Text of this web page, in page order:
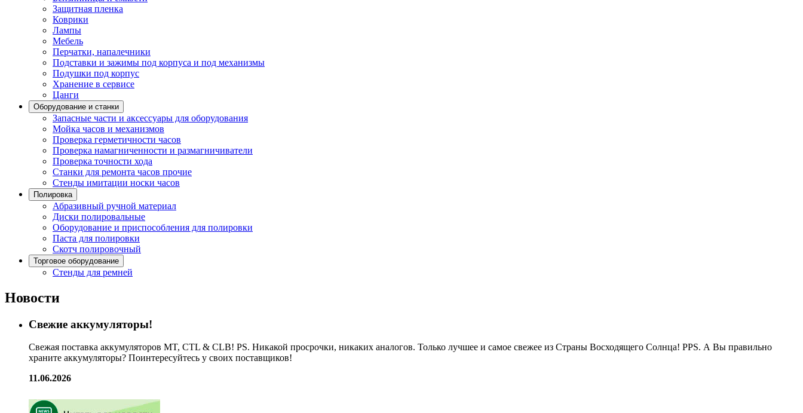
Защитная пленка
Коврики
Лампы
Мебель
Перчатки, напалечники
Подставки и зажимы под корпуса и под механизмы
Подушки под корпус
Хранение в сервисе
Цанги
Оборудование и станки
Запасные части и аксессуары для оборудования
Мойка часов и механизмов
Проверка герметичности часов
Проверка намагниченности и размагничиватели
Проверка точности хода
Станки для ремонта часов прочие
Стенды имитации носки часов
Полировка
Абразивный ручной материал
Диски полировальные
Оборудование и приспособления для полировки
Паста для полировки
Скотч полировочный
Торговое оборудование
Стенды для ремней
Новости
Свежие аккумуляторы!
Свежая поставка аккумуляторов MT, CTL & CLB! PS. Никакой просрочки, никаких аналогов. Только лучшее и самое свежее из Страны Восходящего Солнца! PPS. А Вы правильно
храните аккумуляторы? Поинтересуйтесь у своих поставщиков!
11.06.2026